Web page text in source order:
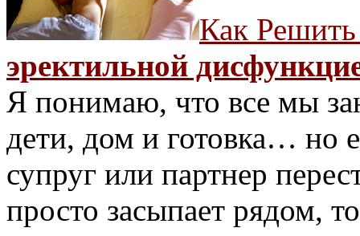
Как
эректильной
Я понимаю, что все мы
дети, дом и готовка… но
супруг или партнер
просто засыпает рядом,